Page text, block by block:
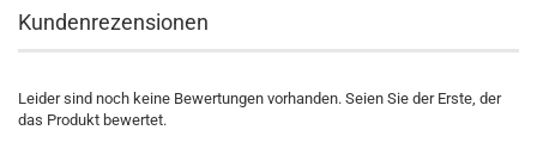
Kundenrezensionen
Leider sind noch keine Bewertungen vorhanden. Seien Sie der Erste, der
das Produkt bewertet.